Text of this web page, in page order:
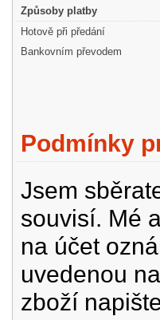
Způsoby platby
Hotově při předání
Bankovním převodem
Podmínky
Jsem
souvisí. Mé
na účet
uvedenou
zboží